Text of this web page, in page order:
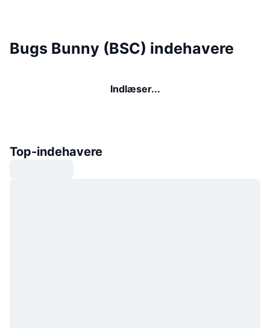
Bugs Bunny (BSC) indehavere
Indlæser...
Top-indehavere